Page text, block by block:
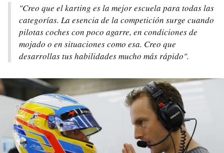
"Creo que el karting es la mejor escuela para todas las
categorías. La esencia de la competición surge cuando
pilotas coches con poco agarre, en condiciones de
mojado o en situaciones como esa. Creo que
desarrollas tus habilidades mucho más rápido".